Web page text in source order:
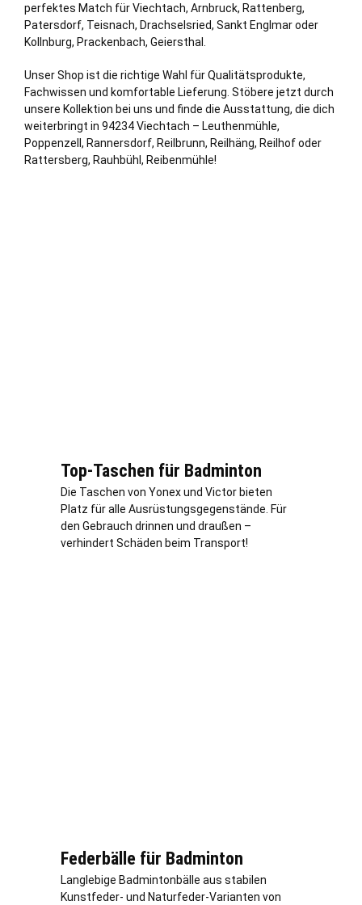
perfektes Match für Viechtach, Arnbruck, Rattenberg,
Patersdorf, Teisnach, Drachselsried, Sankt Englmar oder
Kollnburg, Prackenbach, Geiersthal.
Unser Shop ist die richtige Wahl für Qualitätsprodukte,
Fachwissen und komfortable Lieferung. Stöbere jetzt durch
unsere Kollektion bei uns und finde die Ausstattung, die dich
weiterbringt in 94234 Viechtach – Leuthenmühle,
Poppenzell, Rannersdorf, Reilbrunn, Reilhäng, Reilhof oder
Rattersberg, Rauhbühl, Reibenmühle!
Top-Taschen für Badminton
Die Taschen von Yonex und Victor bieten
Platz für alle Ausrüstungsgegenstände. Für
den Gebrauch drinnen und draußen –
verhindert Schäden beim Transport!
Federbälle für Badminton
Langlebige Badmintonbälle aus stabilen
Kunstfeder- und Naturfeder-Varianten von